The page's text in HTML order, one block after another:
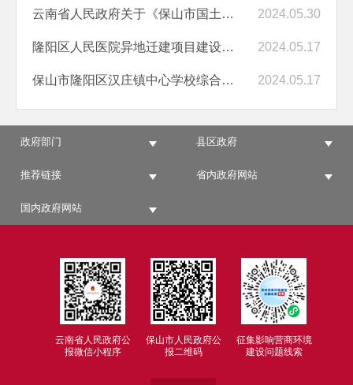
云南省人民政府关于《保山市国土空间总体规划(2021-2035年)》的批复 2024.05.30
隆阳区人民医院异地迁建项目建设工程规划核实信息公示 2024.05.17
保山市隆阳区汉庄镇中心学校综合楼建设工程规划核实信息公示 2024.05.17
政府部门 县区政府
推荐链接 省内政府网站
国内政府网站
云南省人民政府公
报微信小程序
保山市人民政府公
报二维码
征集影响营商环境
建设问题线索